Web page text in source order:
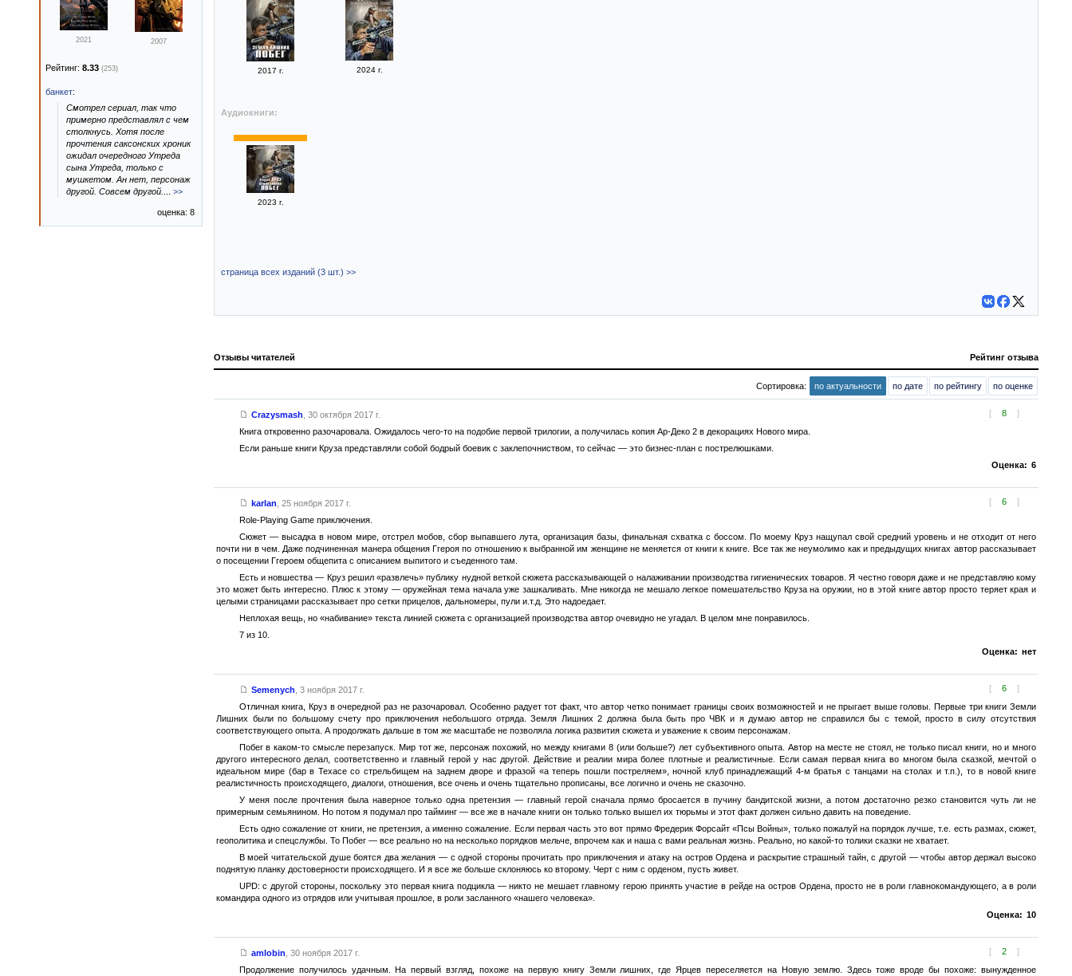
2017 г. 2024 г.
Аудиокниги:
2023 г.
страница всех изданий (3 шт.) >>
Отзывы читателей Рейтинг отзыва
Сортировка: по актуальности по дате по рейтингу по оценке
[ 8 ]
Crazysmash 30 октября 2017 г.
Книга откровенно разочаровала. Ожидалось чего-то на подобие первой трилогии, а получилась копия Ар-Деко 2 в декорациях Нового мира.
Если раньше книги Круза представляли собой бодрый боевик c заклепочниством, то сейчас — это бизнес-план с пострелюшками.
Оценка: 6
[ 6 ]
karlan 25 ноября 2017 г.
Role-Playing Game приключения.
Сюжет — высадка в новом мире, отстрел мобов, сбор выпавшего лута, организация базы, финальная схватка с боссом. По моему Круз нащупал свой средний уровень и не отходит от него
почти ни в чем. Даже подчиненная манера общения Ггероя по отношению к выбранной им женщине не меняется от книги к книге. Все так же неумолимо как и предыдущих книгах автор рассказывает
о посещении Ггероем общепита с описанием выпитого и съеденного там.
Есть и новшества — Круз решил «развлечь» публику нудной веткой сюжета рассказывающей о налаживании производства гигиенических товаров. Я честно говоря даже и не представляю кому
это может быть интересно. Плюс к этому — оружейная тема начала уже зашкаливать. Мне никогда не мешало легкое помешательство Круза на оружии, но в этой книге автор просто теряет края и
целыми страницами рассказывает про сетки прицелов, дальномеры, пули и.т.д. Это надоедает.
Неплохая вещь, но «набивание» текста линией сюжета с организацией производства автор очевидно не угадал. В целом мне понравилось.
7 из 10.
Оценка: нет
[ 6 ]
Semenych 3 ноября 2017 г.
Отличная книга, Круз в очередной раз не разочаровал. Особенно радует тот факт, что автор четко понимает границы своих возможностей и не прыгает выше головы. Первые три книги Земли
Лишних были по большому счету про приключения небольшого отряда. Земля Лишних 2 должна была быть про ЧВК и я думаю автор не справился бы с темой, просто в силу отсутствия
соответствующего опыта. А продолжать дальше в том же масштабе не позволяла логика развития сюжета и уважение к своим персонажам.
Побег в каком-то смысле перезапуск. Мир тот же, персонаж похожий, но между книгами 8 (или больше?) лет субъективного опыта. Автор на месте не стоял, не только писал книги, но и много
другого интересного делал, соответственно и главный герой у нас другой. Действие и реалии мира более плотные и реалистичные. Если самая первая книга во многом была сказкой, мечтой о
идеальном мире (бар в Техасе со стрельбищем на заднем дворе и фразой «а теперь пошли постреляем», ночной клуб принадлежащий 4-м братья с танцами на столах и т.п.), то в новой книге
реалистичность происходящего, диалоги, отношения, все очень и очень тщательно прописаны, все логично и очень не сказочно.
У меня после прочтения была наверное только одна претензия — главный герой сначала прямо бросается в пучину бандитской жизни, а потом достаточно резко становится чуть ли не
примерным семьянином. Но потом я подумал про тайминг — все же в начале книги он только только вышел их тюрьмы и этот факт должен сильно давить на поведение.
Есть одно сожаление от книги, не претензия, а именно сожаление. Если первая часть это вот прямо Фредерик Форсайт «Псы Войны», только пожалуй на порядок лучше, т.е. есть размах, сюжет,
геополитика и спецслужбы. То Побег — все реально но на несколько порядков мельче, впрочем как и наша с вами реальная жизнь. Реально, но какой-то толики сказки не хватает.
В моей читательской душе боятся два желания — с одной стороны прочитать про приключения и атаку на остров Ордена и раскрытие страшный тайн, с другой — чтобы автор держал высоко
поднятую планку достоверности происходящего. И я все же больше склоняюсь ко второму. Черт с ним с орденом, пусть живет.
UPD: с другой стороны, поскольку это первая книга подцикла — никто не мешает главному герою принять участие в рейде на остров Ордена, просто не в роли главнокомандующего, а в роли
командира одного из отрядов или учитывая прошлое, в роли засланного «нашего человека».
Оценка: 10
[ 2 ]
amlobin 30 ноября 2017 г.
Продолжение получилось удачным. На первый взгляд, похоже на первую книгу Земли лишних, где Ярцев переселяется на Новую землю. Здесь тоже вроде бы похоже: вынужденное
2021 2007
Рейтинг: 8.33 (253)
банкет:
Смотрел сериал, так что
примерно представлял с чем
столкнусь. Хотя после
прочтения саксонских хроник
ожидал очередного Утреда
сына Утреда, только с
мушкетом. Ан нет, персонаж
другой. Совсем другой.
>>
оценка: 8